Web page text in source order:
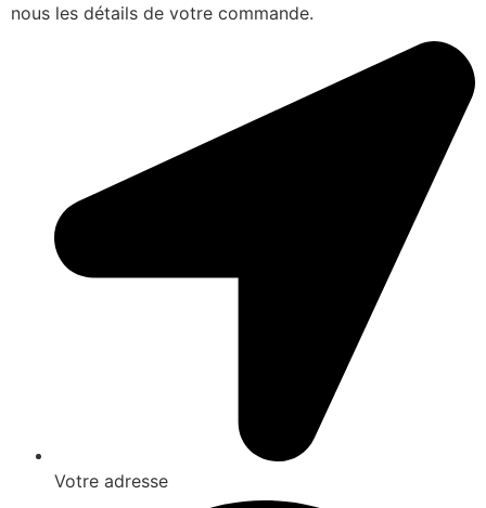
nous les détails de votre commande.
Votre adresse